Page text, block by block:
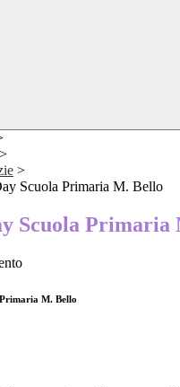
>
>
Scuola Primaria M. Bello
Scuola Primaria
M. Bello